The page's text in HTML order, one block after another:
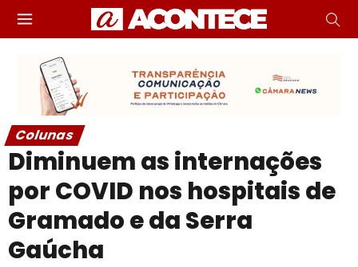
Colunas
Diminuem as internações
por COVID nos hospitais de
Gramado e da Serra
Gaúcha